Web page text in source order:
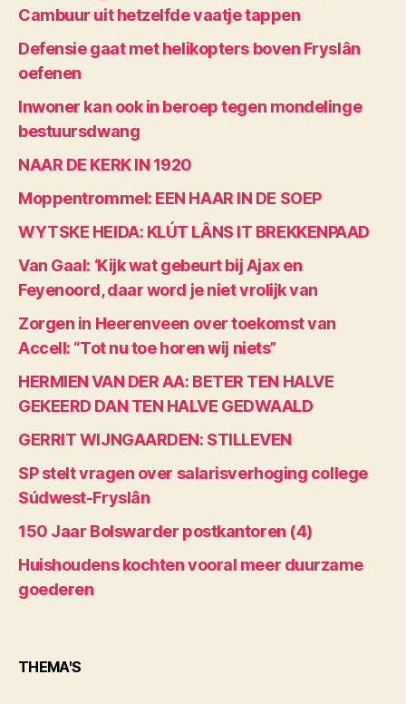
Cambuur uit hetzelfde vaatje tappen
Defensie gaat met helikopters boven Fryslân
oefenen
Inwoner kan ook in beroep tegen mondelinge
bestuursdwang
NAAR DE KERK IN 1920
Moppentrommel: EEN HAAR IN DE SOEP
WYTSKE HEIDA: KLÚT LÂNS IT BREKKENPAAD
Van Gaal: ‘Kijk wat gebeurt bij Ajax en
Feyenoord, daar word je niet vrolijk van
Zorgen in Heerenveen over toekomst van
Accell: “Tot nu toe horen wij niets”
HERMIEN VAN DER AA: BETER TEN HALVE
GEKEERD DAN TEN HALVE GEDWAALD
GERRIT WIJNGAARDEN: STILLEVEN
SP stelt vragen over salarisverhoging college
Súdwest-Fryslân
150 Jaar Bolswarder postkantoren (4)
Huishoudens kochten vooral meer duurzame
goederen
THEMA'S